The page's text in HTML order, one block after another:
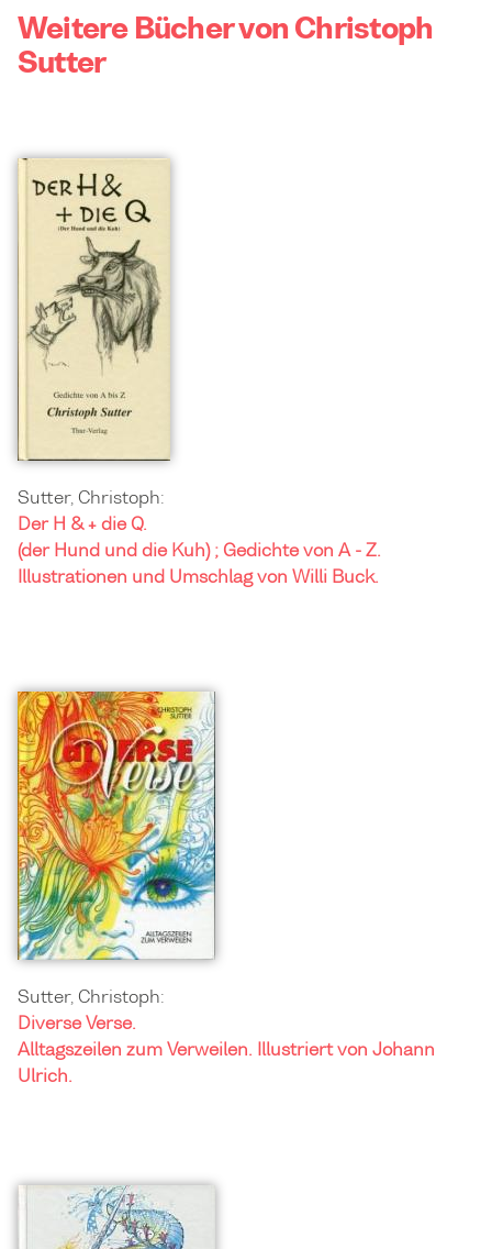
Weitere Bücher von Christoph
Sutter
Sutter, Christoph:
Der H & + die Q.
(der Hund und die Kuh) ; Gedichte von A - Z.
Illustrationen und Umschlag von Willi Buck.
Sutter, Christoph:
Diverse Verse.
Alltagszeilen zum Verweilen. Illustriert von Johann
Ulrich.